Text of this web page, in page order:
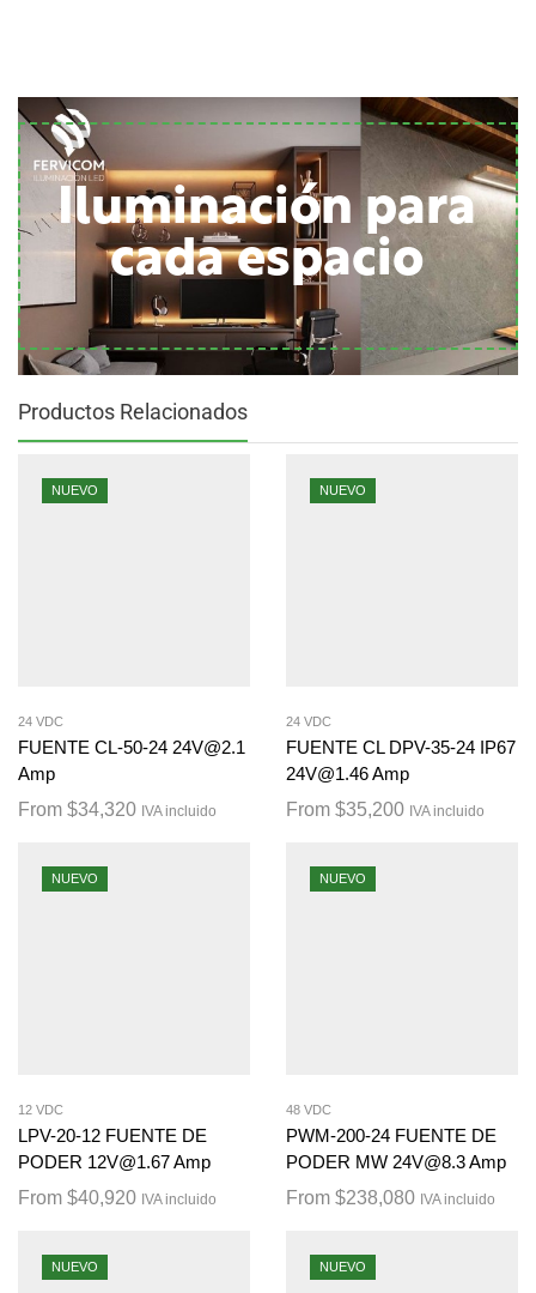
Iluminación para
cada espacio
Productos Relacionados
NUEVO
24 VDC
FUENTE CL-50-24 24V@2.1
Amp
From $34,320 IVA incluido
NUEVO
24 VDC
FUENTE CL DPV-35-24 IP67
24V@1.46 Amp
From $35,200 IVA incluido
NUEVO
12 VDC
LPV-20-12 FUENTE DE
PODER 12V@1.67 Amp
From $40,920 IVA incluido
NUEVO
48 VDC
PWM-200-24 FUENTE DE
PODER MW 24V@8.3 Amp
From $238,080 IVA incluido
NUEVO NUEVO